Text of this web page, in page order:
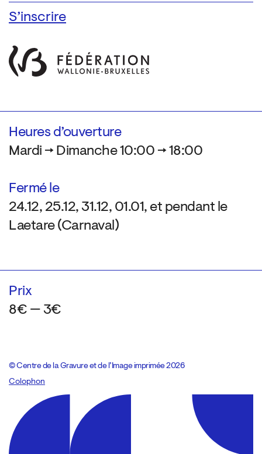
Heures d’ouverture
Mardi → Dimanche 10:00 → 18:00
Fermé le
24.12, 25.12, 31.12, 01.01, et pendant le
Laetare (Carnaval)
Prix
8€ — 3€
© Centre de la Gravure et de l’Image imprimée 2026
Colophon
Design:Marcel Kaczmarek